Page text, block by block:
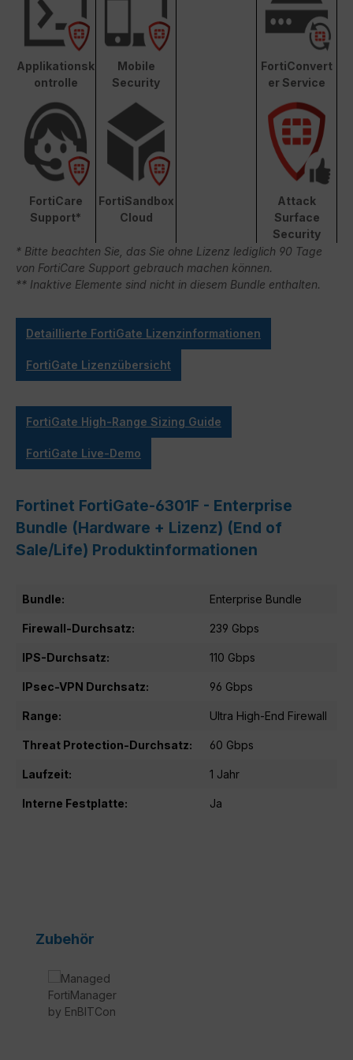
Applikationsk
ontrolle
Mobile
Security
FortiConvert
er Service
FortiCare
Support*
FortiSandbox
Cloud
Attack
Surface
Security
* Bitte beachten Sie, das Sie ohne Lizenz lediglich 90 Tage
von FortiCare Support gebrauch machen können.
** Inaktive Elemente sind nicht in diesem Bundle enthalten.
Detaillierte FortiGate Lizenzinformationen
FortiGate Lizenzübersicht
FortiGate High-Range Sizing Guide
FortiGate Live-Demo
Fortinet FortiGate-6301F - Enterprise
Bundle (Hardware + Lizenz) (End of
Sale/Life) Produktinformationen
Bundle: Enterprise Bundle
Firewall-Durchsatz: 239 Gbps
IPS-Durchsatz: 110 Gbps
IPsec-VPN Durchsatz: 96 Gbps
Range: Ultra High-End Firewall
Threat Protection-Durchsatz: 60 Gbps
Laufzeit: 1 Jahr
Interne Festplatte: Ja
Produktgalerie überspringen
Zubehör